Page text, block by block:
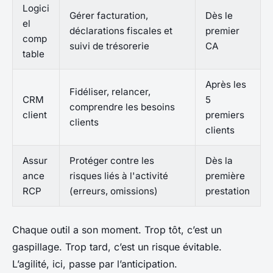
Logici
el
comp
table
Gérer facturation,
déclarations fiscales et
suivi de trésorerie
Dès le
premier
CA
CRM
client
Fidéliser, relancer,
comprendre les besoins
clients
Après les
5
premiers
clients
Assur
ance
RCP
Protéger contre les
risques liés à l'activité
(erreurs, omissions)
Dès la
première
prestation
Chaque outil a son moment. Trop tôt, c’est un
gaspillage. Trop tard, c’est un risque évitable.
L’agilité, ici, passe par l’anticipation.